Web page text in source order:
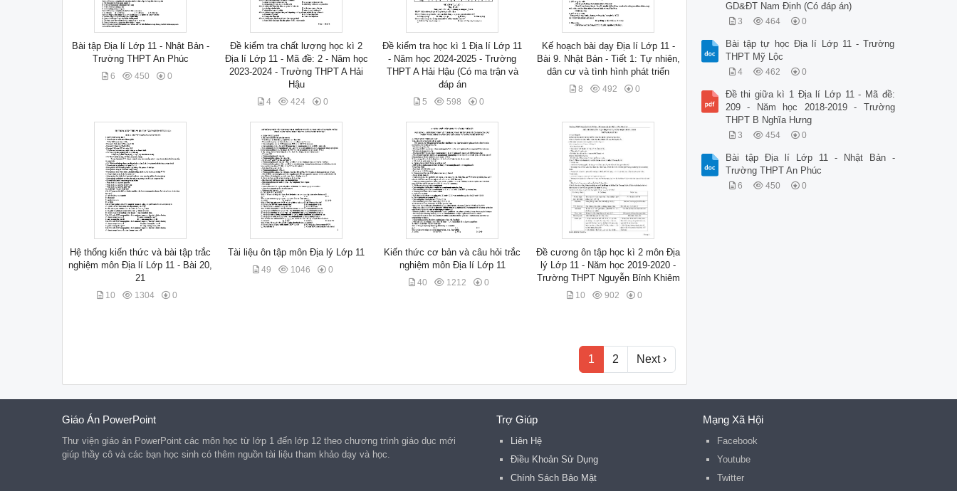
Bài tập Địa lí Lớp 11 - Nhật Bản -
Trường THPT An Phúc
6 450 0
Đề kiểm tra chất lượng học kì 2
Địa lí Lớp 11 - Mã đề: 2 - Năm học
2023-2024 - Trường THPT A Hải
Hậu
4 424 0
Đề kiểm tra học kì 1 Địa lí Lớp 11
- Năm học 2024-2025 - Trường
THPT A Hải Hậu (Có ma trận và
đáp án
5 598 0
Kế hoạch bài dạy Địa lí Lớp 11 -
Bài 9. Nhật Bản - Tiết 1: Tự nhiên,
dân cư và tình hình phát triển
8 492 0
Hệ thống kiến thức và bài tập trắc
nghiệm môn Địa lí Lớp 11 - Bài 20,
21
10 1304 0
Tài liệu ôn tập môn Địa lý Lớp 11
49 1046 0
Kiến thức cơ bản và câu hỏi trắc
nghiệm môn Địa lí Lớp 11
40 1212 0
Đề cương ôn tập học kì 2 môn Địa
lý Lớp 11 - Năm học 2019-2020 -
Trường THPT Nguyễn Bỉnh Khiêm
10 902 0
1 2 Next ›
GD&ĐT Nam Định (Có đáp án)
3 464 0
Bài tập tự học Địa lí Lớp 11 - Trường
THPT Mỹ Lộc
4 462 0
Đề thi giữa kì 1 Địa lí Lớp 11 - Mã đề:
209 - Năm học 2018-2019 - Trường
THPT B Nghĩa Hưng
3 454 0
Bài tập Địa lí Lớp 11 - Nhật Bản -
Trường THPT An Phúc
6 450 0
Giáo Án PowerPoint
Thư viện giáo án PowerPoint các môn học từ lớp 1 đến lớp 12 theo chương trình giáo dục mới
giúp thầy cô và các bạn học sinh có thêm nguồn tài liệu tham khảo dạy và học.
Trợ Giúp
Liên Hệ
Điều Khoản Sử Dụng
Chính Sách Bảo Mật
Mạng Xã Hội
Facebook
Youtube
Twitter